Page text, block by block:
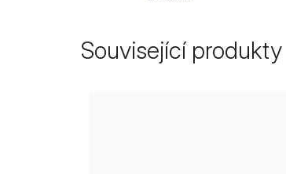
Související produkty